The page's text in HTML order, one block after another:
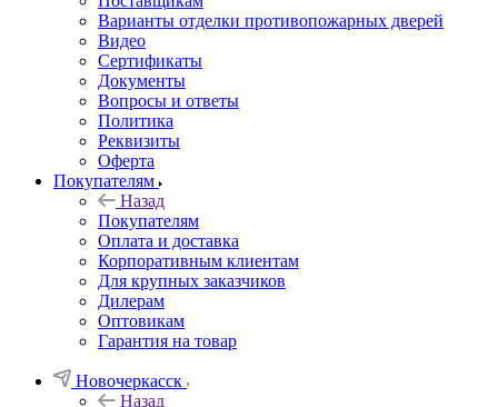
Варианты отделки противопожарных дверей
Видео
Сертификаты
Документы
Вопросы и ответы
Политика
Реквизиты
Оферта
Покупателям
Назад
Покупателям
Оплата и доставка
Корпоративным клиентам
Для крупных заказчиков
Дилерам
Оптовикам
Гарантия на товар
Новочеркасск
Назад